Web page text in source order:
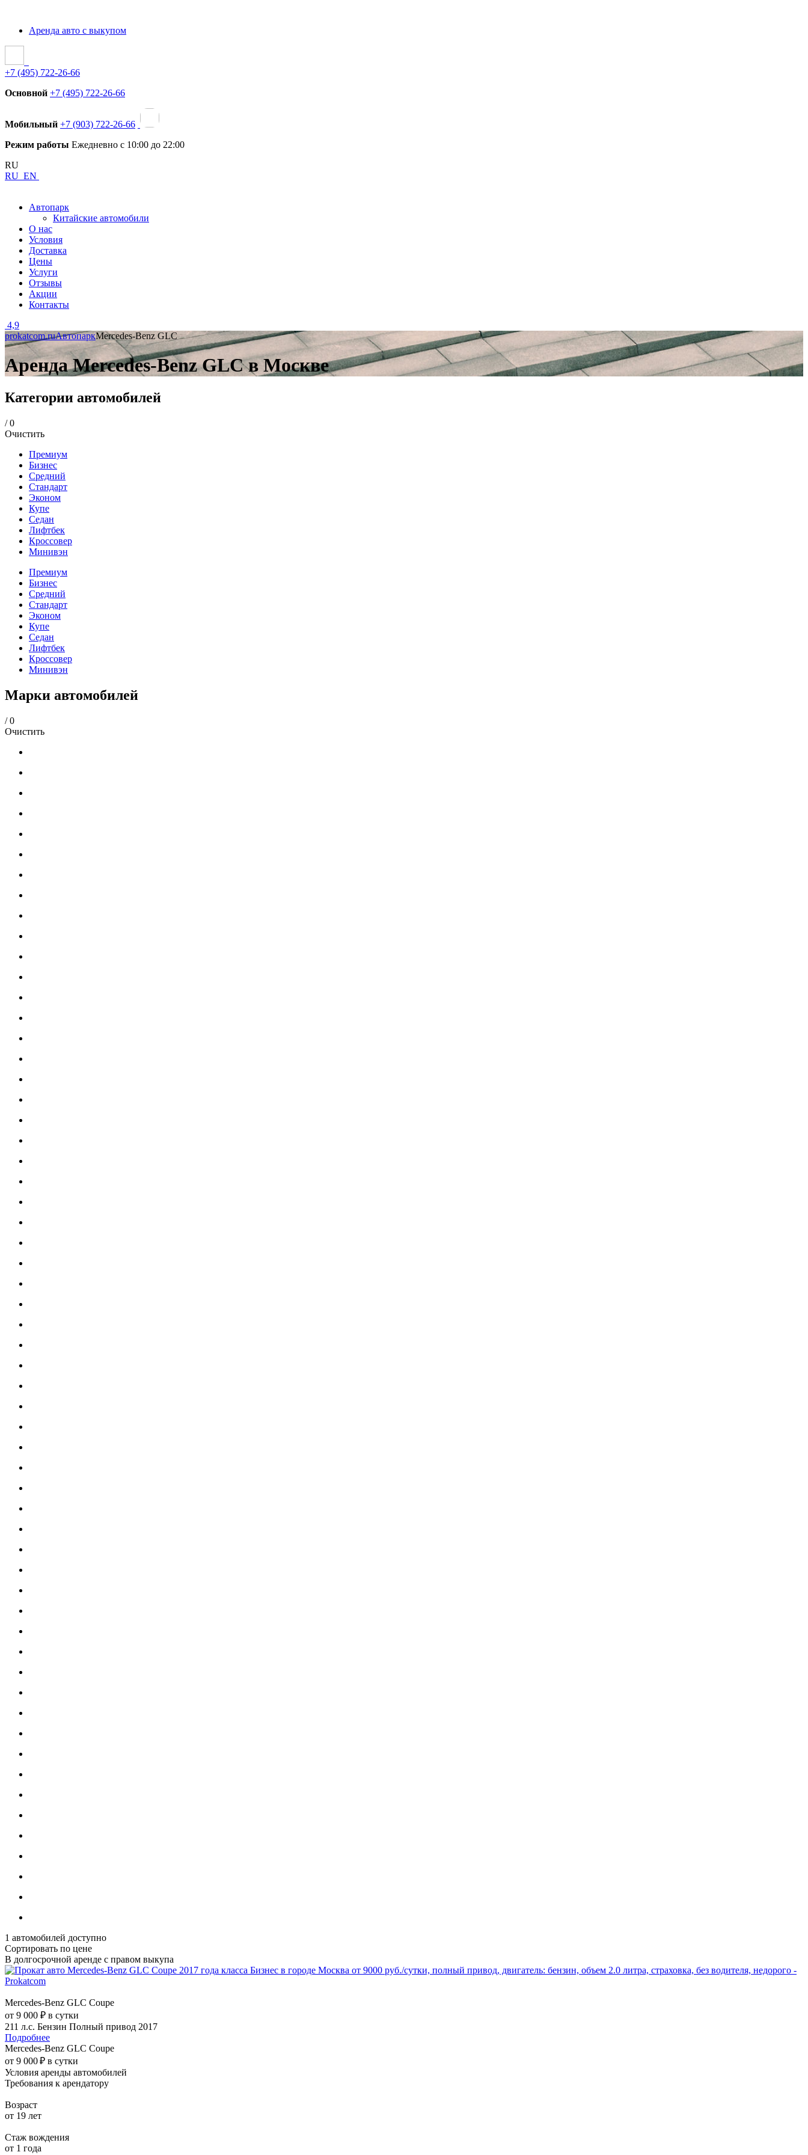
Аренда авто с выкупом
+7 (495) 722-26-66
Основной +7 (495) 722-26-66
Мобильный +7 (903) 722-26-66
Режим работы Ежедневно с 10:00 до 22:00
RU
RU EN
Автопарк
Китайские автомобили
О нас
Условия
Доставка
Цены
Услуги
Отзывы
Акции
Контакты
4,9
prokatcom.ruАвтопаркMercedes-Benz GLC
Аренда Mercedes-Benz GLC в Москве
Категории автомобилей
/0
Очистить
Премиум
Бизнес
Средний
Стандарт
Эконом
Купе
Седан
Лифтбек
Кроссовер
Минивэн
Премиум
Бизнес
Средний
Стандарт
Эконом
Купе
Седан
Лифтбек
Кроссовер
Минивэн
Марки автомобилей
/0
Очистить
1 автомобилей доступно
Сортировать по цене
В долгосрочной аренде с правом выкупа
Mercedes-Benz GLC Coupe
от 9 000 ₽ в сутки
211 л.с. Бензин Полный привод 2017
Подробнее
Mercedes-Benz GLC Coupe
от 9 000 ₽ в сутки
Условия аренды автомобилей
Требования к арендатору
Возраст
от 19 лет
Стаж вождения
от 1 года